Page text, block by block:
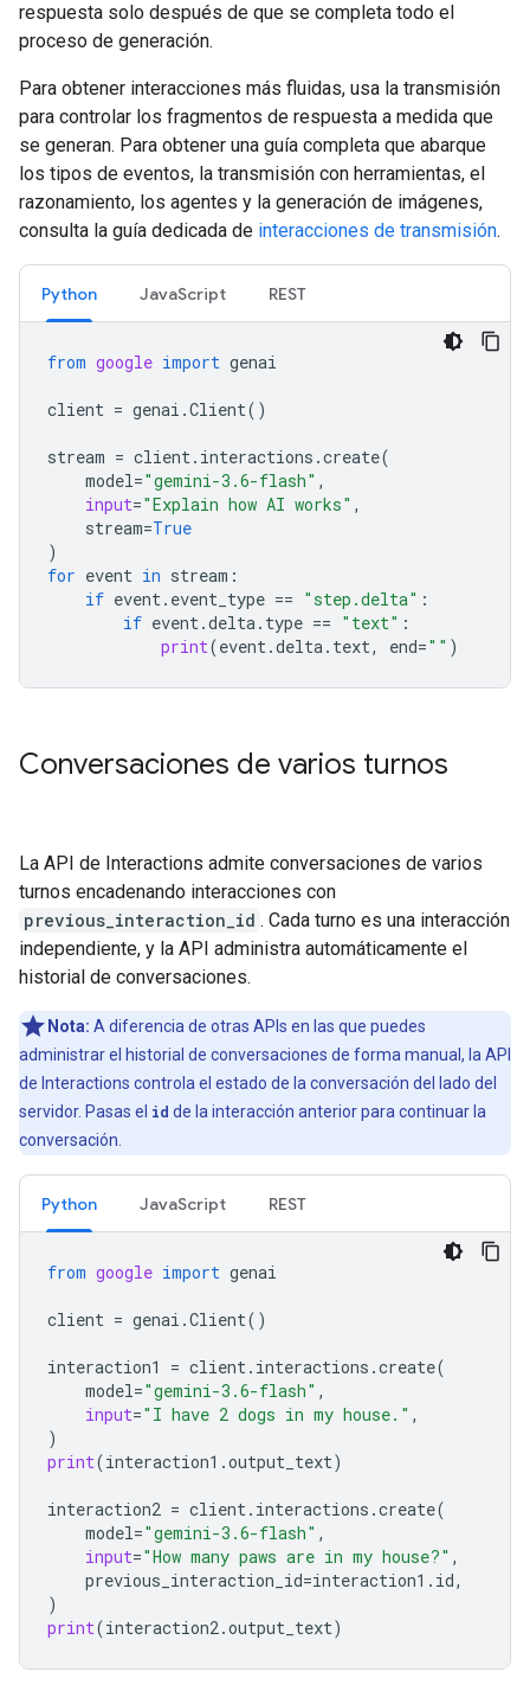
respuesta solo después de que se completa todo el
proceso de generación.
Para obtener interacciones más fluidas, usa la transmisión
para controlar los fragmentos de respuesta a medida que
se generan. Para obtener una guía completa que abarque
los tipos de eventos, la transmisión con herramientas, el
razonamiento, los agentes y la generación de imágenes,
consulta la guía dedicada de interacciones de transmisión.
Python JavaScript REST
from google import genai
client = genai .Client()
stream = client. interactions .create(
model="gemini-3.6-flash" ,
input="Explain how AI works" ,
stream=True
)
for event in stream :
if event. event_type == "step.delta" :
if event.delta. type == "text" :
print(event.delta. text, end="" )
Conversaciones de varios turnos
La API de Interactions admite conversaciones de varios
turnos encadenando interacciones con
previous_interaction_id . Cada turno es una interacción
independiente, y la API administra automáticamente el
historial de conversaciones.
Nota: A diferencia de otras APIs en las que puedes
administrar el historial de conversaciones de forma manual, la API
de Interactions controla el estado de la conversación del lado del
servidor. Pasas el id de la interacción anterior para continuar la
conversación.
Python JavaScript REST
from google import genai
client = genai .Client()
interaction1 = client. interactions .create(
model="gemini-3.6-flash" ,
input="I have 2 dogs in my house." ,
)
print(interaction1 .output_text)
interaction2 = client. interactions .create(
model="gemini-3.6-flash" ,
input="How many paws are in my house?" ,
previous_interaction_id=interaction1 . id,
)
print(interaction2.output_text)